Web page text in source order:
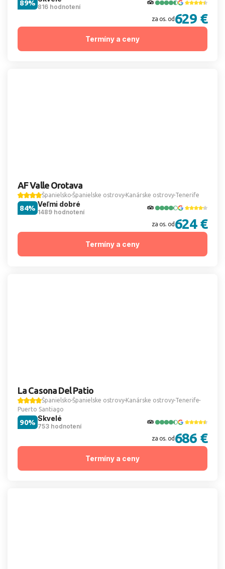
816 hodnotení
89%
za os. od 629 €
Termíny a ceny
AF Valle Orotava
Španielsko Španielske ostrovy Kanárske ostrovy Tenerife
Veľmi dobré
1489 hodnotení
84%
za os. od 624 €
Termíny a ceny
La Casona Del Patio
Španielsko Španielske ostrovy Kanárske ostrovy Tenerife
Puerto Santiago
Skvelé
753 hodnotení
90%
za os. od 686 €
Termíny a ceny